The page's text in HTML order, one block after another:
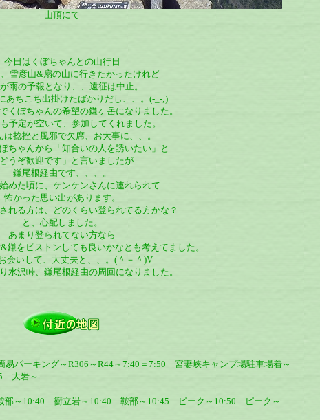
山頂にて
今日はくぼちゃんとの山行日
雪彦山&扇の山に行きたかったけれど
雨の予報となり、、遠征は中止。
あちこち出掛けたばかりだし、、。(-_-;)
くぼちゃんの希望の鎌ヶ岳になりました。
予定が空いて、参加してくれました。
は捻挫と風邪で欠席、お大事に、、。
ちゃんから「知合いの人を誘いたい」と
どうぞ歓迎です」と言いましたが
鎌尾根経由です、、、。
めた頃に、ケンケンさんに連れられて
怖かった思い出があります。
れる方は、どのくらい登られてる方かな？
と、心配しました。
あまり登られてない方なら
鎌をピストンしても良いかなとも考えてました。
会いして、大丈夫と、、。(＾－＾)V
水沢峠、鎌尾根経由の周回になりました。
ーキング～R306～R44～7:40＝7:50 宮妻峡キャンプ場駐車場着～
大岩～
～10:40 衝立岩～10:40 鞍部～10:45 ピーク～10:50 ピーク～